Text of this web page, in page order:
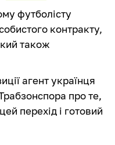
футболісту
контракту,
також
агент українця
про те,
перехід і готовий